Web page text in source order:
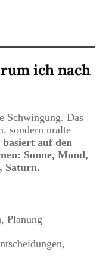
ich nach
Schwingung. Das
sondern uralte
basiert auf den
Sonne, Mond,
Saturn.
Planung